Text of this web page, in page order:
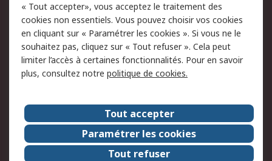
Legal
Politique de cookies
Sécurité des e-mails
Politique de protection
des données - Mise à
jour
Conditions générales
de vente
A propos de RS
Le groupe RS Group
A propos de RS
RS dans le monde
Travaillez chez RS
« Tout accepter», vous acceptez le traitement des
cookies non essentiels. Vous pouvez choisir vos cookies
en cliquant sur « Paramétrer les cookies ». Si vous ne le
souhaitez pas, cliquez sur « Tout refuser ». Cela peut
limiter l’accès à certaines fonctionnalités. Pour en savoir
plus, consultez notre politique de cookies.
Tout accepter
Paramétrer les cookies
Tout refuser